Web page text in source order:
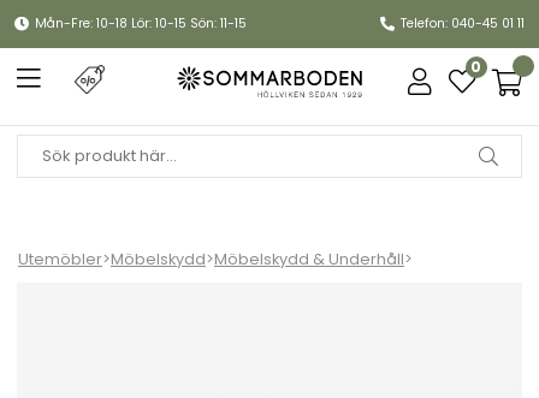
Mån-Fre: 10-18 Lör: 10-15 Sön: 11-15 Telefon: 040-45 01 11
0
Utemöbler>Möbelskydd>Möbelskydd & Underhåll>